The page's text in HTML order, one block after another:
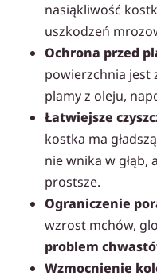
nasiąkliwość
uszkodzeń
Ochrona przed
powierzchnia jest
plamy z oleju,
Łatwiejsze
kostka ma
nie wnika w głąb,
prostsze.
Ograniczenie
wzrost mchów,
problem
Wzmocnienie